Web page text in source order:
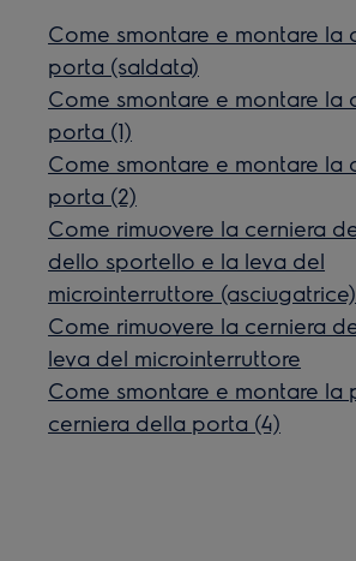
Come smontare e montare la
porta (saldata)
Come smontare e montare la
porta (1)
Come smontare e montare la
porta (2)
Come rimuovere la cerniera
dello sportello e la leva del
microinterruttore (asciugatrice)
Come rimuovere la cerniera
leva del microinterruttore
Come smontare e montare la
cerniera della porta (4)